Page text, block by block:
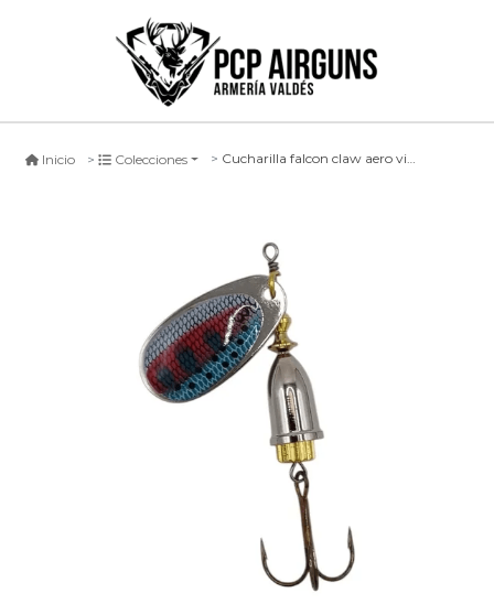
Inicio Colecciones Cucharilla falcon claw aero viblex rt